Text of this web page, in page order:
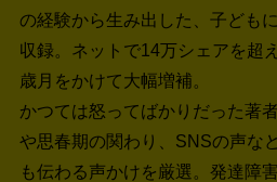
の経験から生み出した、子ども
収録。ネットで14万シェアを超
歳月をかけて大幅増補。
かつては怒ってばかりだった著
や思春期の関わり、SNSの声な
も伝わる声かけを厳選。発達障